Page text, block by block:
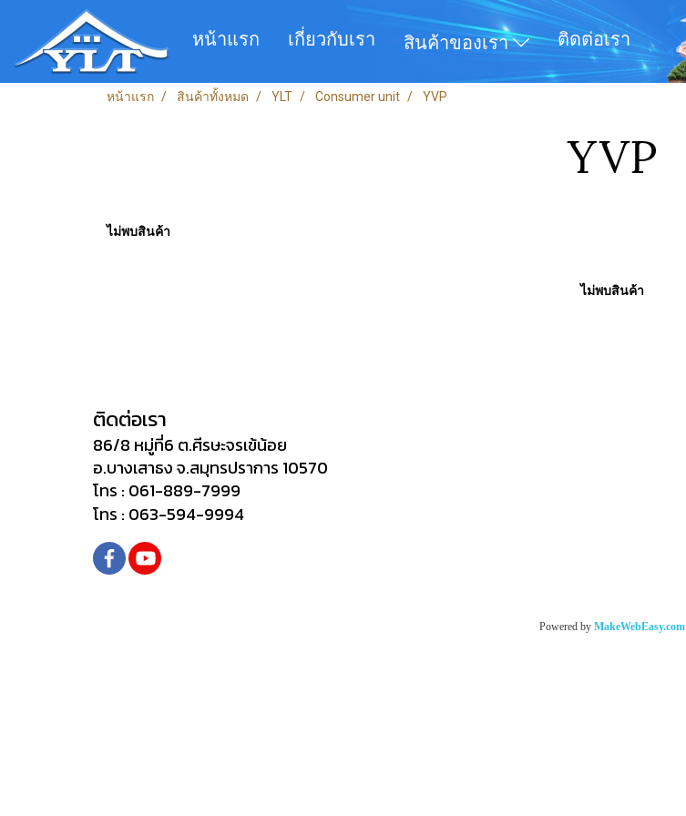
หน้าแรก เกี่ยวกับเรา สินค้าของเรา ติดต่อเรา
หน้าแรก สินค้าทั้งหมด YLT Consumer unit YVP
YVP
ไม่พบสินค้า
ไม่พบสินค้า
ติดต่อเรา
86/8 หมู่ที่6 ต.ศีรษะจรเข้น้อย
อ.บางเสาธง จ.สมุทรปราการ 10570
โทร : 061-889-7999
โทร : 063-594-9994
Powered by MakeWebEasy.com